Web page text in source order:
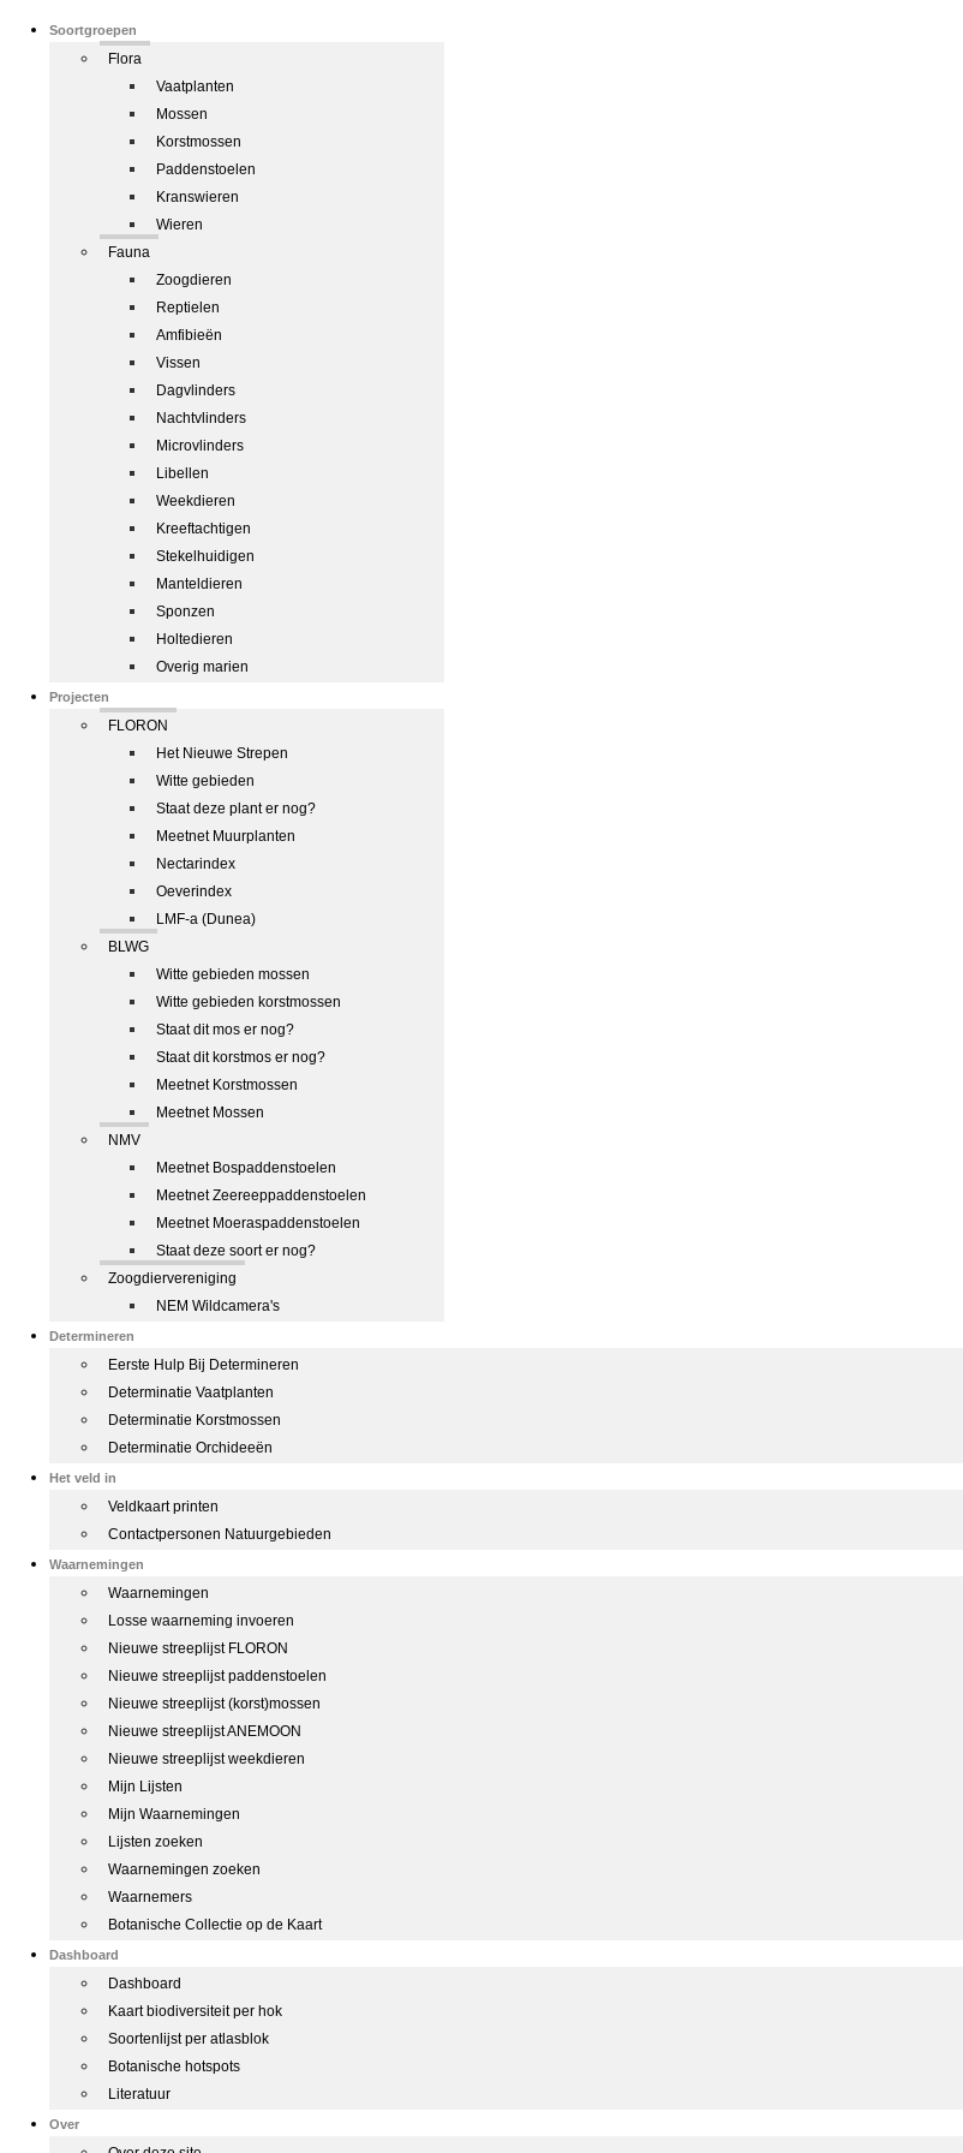
Soortgroepen
Flora
Vaatplanten
Mossen
Korstmossen
Paddenstoelen
Kranswieren
Wieren
Fauna
Zoogdieren
Reptielen
Amfibieën
Vissen
Dagvlinders
Nachtvlinders
Microvlinders
Libellen
Weekdieren
Kreeftachtigen
Stekelhuidigen
Manteldieren
Sponzen
Holtedieren
Overig marien
Projecten
FLORON
Het Nieuwe Strepen
Witte gebieden
Staat deze plant er nog?
Meetnet Muurplanten
Nectarindex
Oeverindex
LMF-a (Dunea)
BLWG
Witte gebieden mossen
Witte gebieden korstmossen
Staat dit mos er nog?
Staat dit korstmos er nog?
Meetnet Korstmossen
Meetnet Mossen
NMV
Meetnet Bospaddenstoelen
Meetnet Zeereeppaddenstoelen
Meetnet Moeraspaddenstoelen
Staat deze soort er nog?
Zoogdiervereniging
NEM Wildcamera's
Determineren
Eerste Hulp Bij Determineren
Determinatie Vaatplanten
Determinatie Korstmossen
Determinatie Orchideeën
Het veld in
Veldkaart printen
Contactpersonen Natuurgebieden
Waarnemingen
Waarnemingen
Losse waarneming invoeren
Nieuwe streeplijst FLORON
Nieuwe streeplijst paddenstoelen
Nieuwe streeplijst (korst)mossen
Nieuwe streeplijst ANEMOON
Nieuwe streeplijst weekdieren
Mijn Lijsten
Mijn Waarnemingen
Lijsten zoeken
Waarnemingen zoeken
Waarnemers
Botanische Collectie op de Kaart
Dashboard
Dashboard
Kaart biodiversiteit per hok
Soortenlijst per atlasblok
Botanische hotspots
Literatuur
Over